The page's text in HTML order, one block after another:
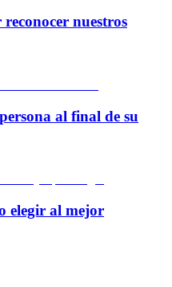
nuestros
al final de su
elegir al mejor